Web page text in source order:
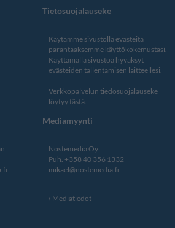
Tietosuojalauseke
Käytämme sivustolla evästeitä
parantaaksemme käyttökokemustasi.
Käyttämällä sivustoa hyväksyt
evästeiden tallentamisen laitteellesi.
Verkkopalvelun tiedosuojalauseke
löytyy tästä.
Mediamyynti
Nostemedia Oy
Puh. +358 40 356 1332
mikael@nostemedia.fi
Mediatiedot